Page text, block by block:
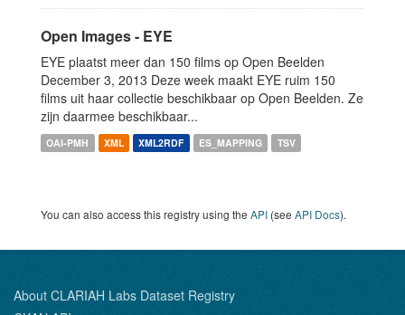
Open Images - EYE
EYE plaatst meer dan 150 films op Open Beelden
December 3, 2013 Deze week maakt EYE ruim 150
films uit haar collectie beschikbaar op Open Beelden. Ze
zijn daarmee beschikbaar...
OAI-PMH XML XML2RDF ES_MAPPING TSV
You can also access this registry using the API (see API Docs).
About CLARIAH Labs Dataset Registry